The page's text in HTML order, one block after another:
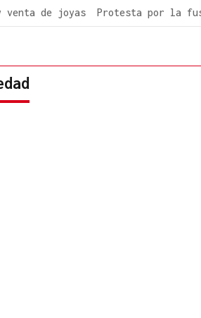
venta de joyas Protesta por la